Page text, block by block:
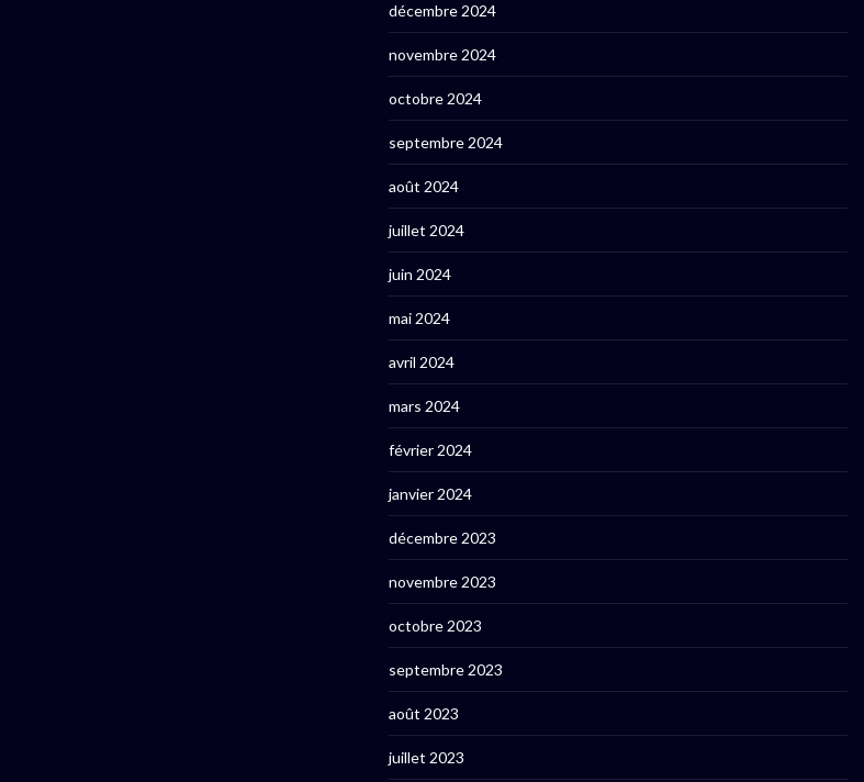
décembre 2024
novembre 2024
octobre 2024
septembre 2024
août 2024
juillet 2024
juin 2024
mai 2024
avril 2024
mars 2024
février 2024
janvier 2024
décembre 2023
novembre 2023
octobre 2023
septembre 2023
août 2023
juillet 2023